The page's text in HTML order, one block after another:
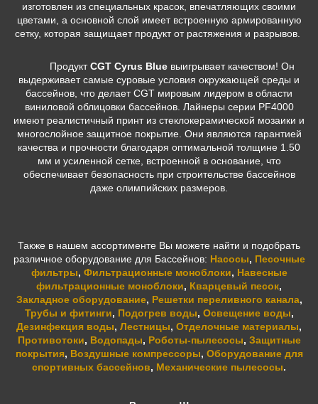
изготовлен из специальных красок, впечатляющих своими
цветами, а основной слой имеет встроенную армированную
сетку, которая защищает продукт от растяжения и разрывов.
ПродуктCGT Cyrus Blue выигрывает качеством! Он
выдерживает самые суровые условия окружающей среды и
бассейнов, что делает CGT мировым лидером в области
виниловой облицовки бассейнов. Лайнеры серии PF4000
имеют реалистичный принт из стеклокерамической мозаики и
многослойное защитное покрытие. Они являются гарантией
качества и прочности благодаря оптимальной толщине 1.50
мм и усиленной сетке, встроенной в основание, что
обеспечивает безопасность при строительстве бассейнов
даже олимпийских размеров.
Также в нашем ассортименте Вы можете найти и подобрать
различное оборудование для Бассейнов: Насосы, Песочные
фильтры, Фильтрационные моноблоки, Навесные
фильтрационные моноблоки, Кварцевый песок,
Закладное оборудование, Решетки переливного канала,
Трубы и фитинги, Подогрев воды, Освещение воды,
Дезинфекция воды, Лестницы, Отделочные материалы,
Противотоки, Водопады, Роботы-пылесосы, Защитные
покрытия, Воздушные компрессоры, Оборудование для
спортивных бассейнов, Механические пылесосы.